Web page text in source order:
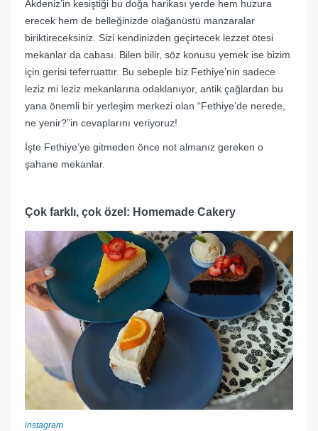
Akdeniz’in kesiştiği bu doğa harikası yerde hem huzura
erecek hem de belleğinizde olağanüstü manzaralar
biriktireceksiniz. Sizi kendinizden geçirtecek lezzet ötesi
mekanlar da cabası. Bilen bilir, söz konusu yemek ise bizim
için gerisi teferruattır. Bu sebeple biz Fethiye’nin sadece
leziz mi leziz mekanlarına odaklanıyor, antik çağlardan bu
yana önemli bir yerleşim merkezi olan “Fethiye’de nerede,
ne yenir?”in cevaplarını veriyoruz!
İşte Fethiye’ye gitmeden önce not almanız gereken o
şahane mekanlar.
Çok farklı, çok özel: Homemade Cakery
instagram